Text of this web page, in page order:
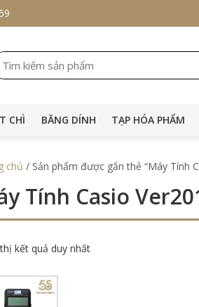
CHÌ BĂNG DÍNH TẠP HÓA PHẨM
chủ / Sản phẩm được gắn thẻ “Máy Tính
Tính Casio
kết quả duy nhất